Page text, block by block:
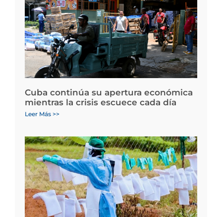
Cuba continúa su apertura económica
mientras la crisis escuece cada día
Leer Más >>